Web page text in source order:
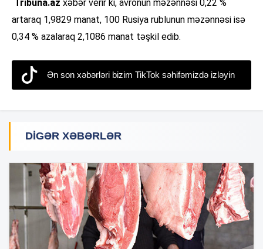
Tribuna.az xəbər verir ki, avronun məzənnəsi 0,22 %
artaraq 1,9829 manat, 100 Rusiya rublunun məzənnəsi isə
0,34 % azalaraq 2,1086 manat təşkil edib.
Ən son xəbərləri bizim TikTok səhifəmizdə izləyin
DIGƏR XƏBƏRLƏR